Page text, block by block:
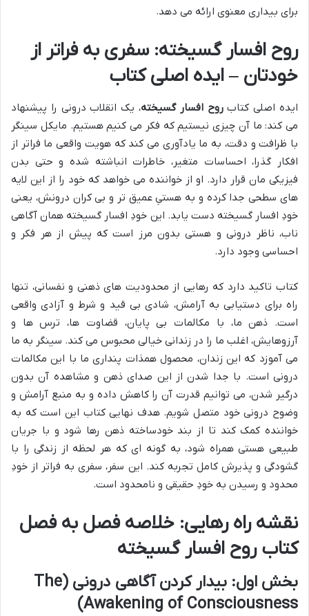
برای بیداری معنوی ارائه می دهد.
روح افسار گسیخته: سفری به فراتر از
خودتان – ایده اصلی کتاب
ایده اصلی کتابروح افسار گسیخته، یک انقلاب درونی را پیشنهاد
می کند: ما آن چیزی نیستیم که فکر می کنیم هستیم. مایکل سینگر
با ظرافت و دقت، به ما یادآوری می کند که هویت واقعی ما فراتر از
افکار گذرا، احساسات متغیر، خاطرات انباشته شده و حتی بدن
فیزیکی مان قرار دارد. او از خواننده می خواهد که خود را از این لایه
های سطحی جدا کرده و به هستیِ عمیق تر و بی کران درونش، یعنی
خودِ افسار گسیخته دست یابد. این خودِ افسار گسیخته همان آگاهی
ناب، ناظر درونی و هستی بدون مرز است که پیش از هر فکر و
احساسی وجود دارد.
کتاب تاکید دارد که رهایی از محدودیت های ذهنی و نفسانی، تنها
راه برای دستیابی به آرامش، شادی بی قید و شرط و آزادی واقعی
است. ذهن ما، با مکالمات بی پایان، قضاوت ها، ترس ها و
آرزوهایش، اغلب ما را در زندانی خیالی محبوس می کند. سینگر به ما
می آموزد که این زندان، محصول همذات پنداری ما با این مکالمات
درونی است. با جدا شدن از این صدای ذهن و مشاهده آن بدون
درگیر شدن، می توانیم قدرت آن را کاهش داده و به منبع آرامش و
وضوح درونی خود متصل شویم. هدف نهایی کتاب این است که به
خواننده کمک کند تا از بند خودساخته ذهن رها شود و با جریان
طبیعی هستی همراه شود، به گونه ای که هر لحظه از زندگی را با
گشودگی و پذیرش کامل تجربه کند. این سفر، سفری به فراتر از خودِ
محدود و رسیدن به خودِ حقیقی و نامحدود است.
نقشه راه رهایی: خلاصه فصل به فصل
کتاب روح افسار گسیخته
بخش اول: بیدار کردن آگاهی درونی (The
Awakening of Consciousness)